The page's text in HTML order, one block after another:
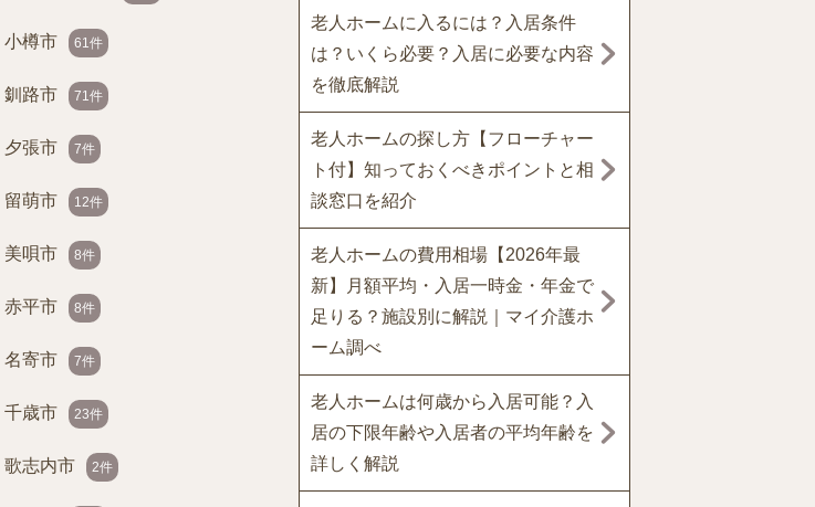
小樽市 61件
釧路市 71件
夕張市 7件
留萌市 12件
美唄市 8件
赤平市 8件
名寄市 7件
千歳市 23件
歌志内市 2件
老人ホームに入るには？入居条件
は？いくら必要？入居に必要な内容
を徹底解説
老人ホームの探し方【フローチャー
ト付】知っておくべきポイントと相
談窓口を紹介
老人ホームの費用相場【2026年最
新】月額平均・入居一時金・年金で
足りる？施設別に解説｜マイ介護ホ
ーム調べ
老人ホームは何歳から入居可能？入
居の下限年齢や入居者の平均年齢を
詳しく解説